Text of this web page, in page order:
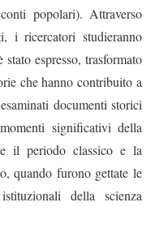
popolari). Attraverso
i ricercatori studieranno
espresso, trasformato
che hanno contribuito a
documenti storici
significativi della
il periodo classico e la
quando furono gettate le
della scienza